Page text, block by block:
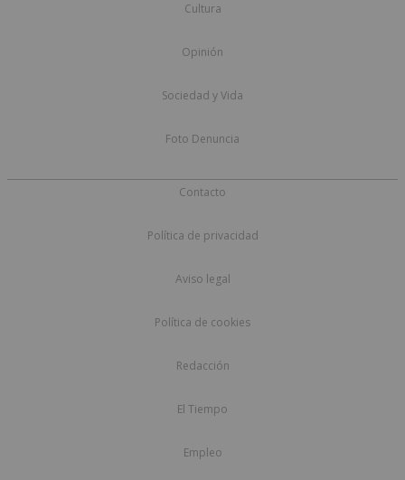
Cultura
Opinión
Sociedad y Vida
Foto Denuncia
Contacto
Política de privacidad
Aviso legal
Política de cookies
Redacción
El Tiempo
Empleo